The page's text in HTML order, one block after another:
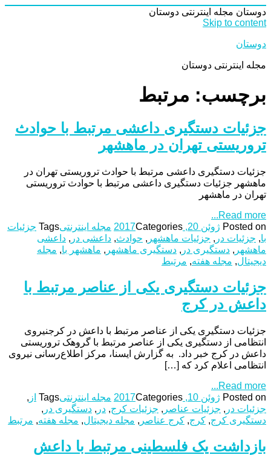
دوستان مجله اینترنتی دوستان
Skip to content
دوستان
مجله اینترنتی دوستان
برچسب: مرتبط
جزئیات دستگیری داعشی مرتبط با حوادث
تروریستی تهران در ماهشهر
جزئیات دستگیری داعشی مرتبط با حوادث تروریستی تهران در
ماهشهر جزئیات دستگیری داعشی مرتبط با حوادث تروریستی
تهران در ماهشهر
Read more...
Posted on ژوئن 20, 2017 Categories مجله اینترنتیTags جزئیات
با, جزئیات در , جزئیات ماهشهر , حوادث, داعشی در , داعشی
ماهشهر , دستگیری در , دستگیری ماهشهر , ماهشهر با, مجله
دیجیتال, مجله هفته, مرتبط
جزئیات دستگیری یکی از عناصر مرتبط با
داعش در کرج
جزئیات دستگیری یکی از عناصر مرتبط با داعش در کرجنیروی
انتظامی از دستگیری یکی از عناصر مرتبط با گروهک تروریستی
داعش در کرج خبر داد. به گزارش ایسنا، مرکز اطلاع‌رسانی نیروی
انتظامی اعلام کرد که […]
Read more...
Posted on ژوئن 10, 2017 Categories مجله اینترنتیTags از ,
جزئیات در , جزئیات عناصر , جزئیات کرج, در , دستگیری در ,
دستگیری کرج, کرج, کرج عناصر , مجله دیجیتال, مجله هفته, مرتبط
بازداشت یک فلسطینی مرتبط با داعش